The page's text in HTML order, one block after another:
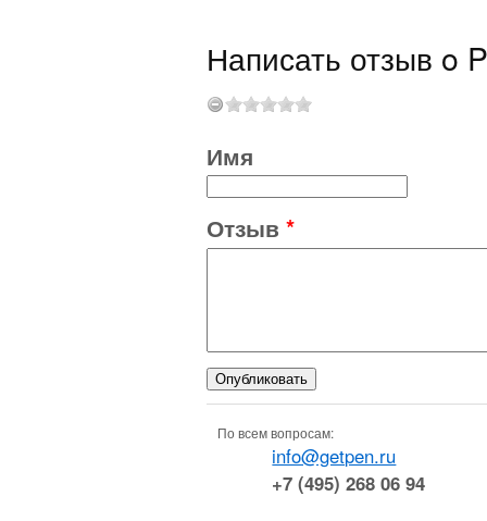
Написать отзыв o
Имя
Отзыв *
По всем вопросам:
info@getpen.ru
+7 (495) 268 06 94